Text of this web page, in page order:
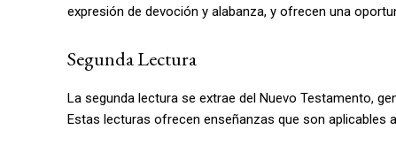
expresión de devoción y alabanza, y ofrecen una
Segunda Lectura
La segunda lectura se extrae del Nuevo Testamento,
Estas lecturas ofrecen enseñanzas que son aplicables